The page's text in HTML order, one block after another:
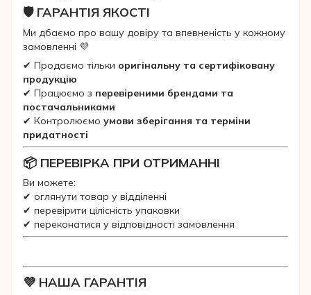
🛡 ГАРАНТІЯ ЯКОСТІ
Ми дбаємо про вашу довіру та впевненість у кожному
замовленні 💜
✔ Продаємо тільки оригінальну та сертифіковану
продукцію
✔ Працюємо з перевіреними брендами та
постачальниками
✔ Контролюємо умови зберігання та терміни
придатності
📦 ПЕРЕВІРКА ПРИ ОТРИМАННІ
Ви можете:
✔ оглянути товар у відділенні
✔ перевірити цілісність упаковки
✔ переконатися у відповідності замовлення
💜 НАША ГАРАНТІЯ